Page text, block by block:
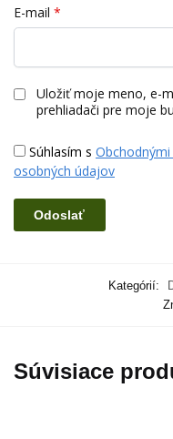
E-mail *
Uložiť moje meno, e-
prehliadači pre moje
Súhlasím s
osobných údajov
Kategórií:
Súvisiace